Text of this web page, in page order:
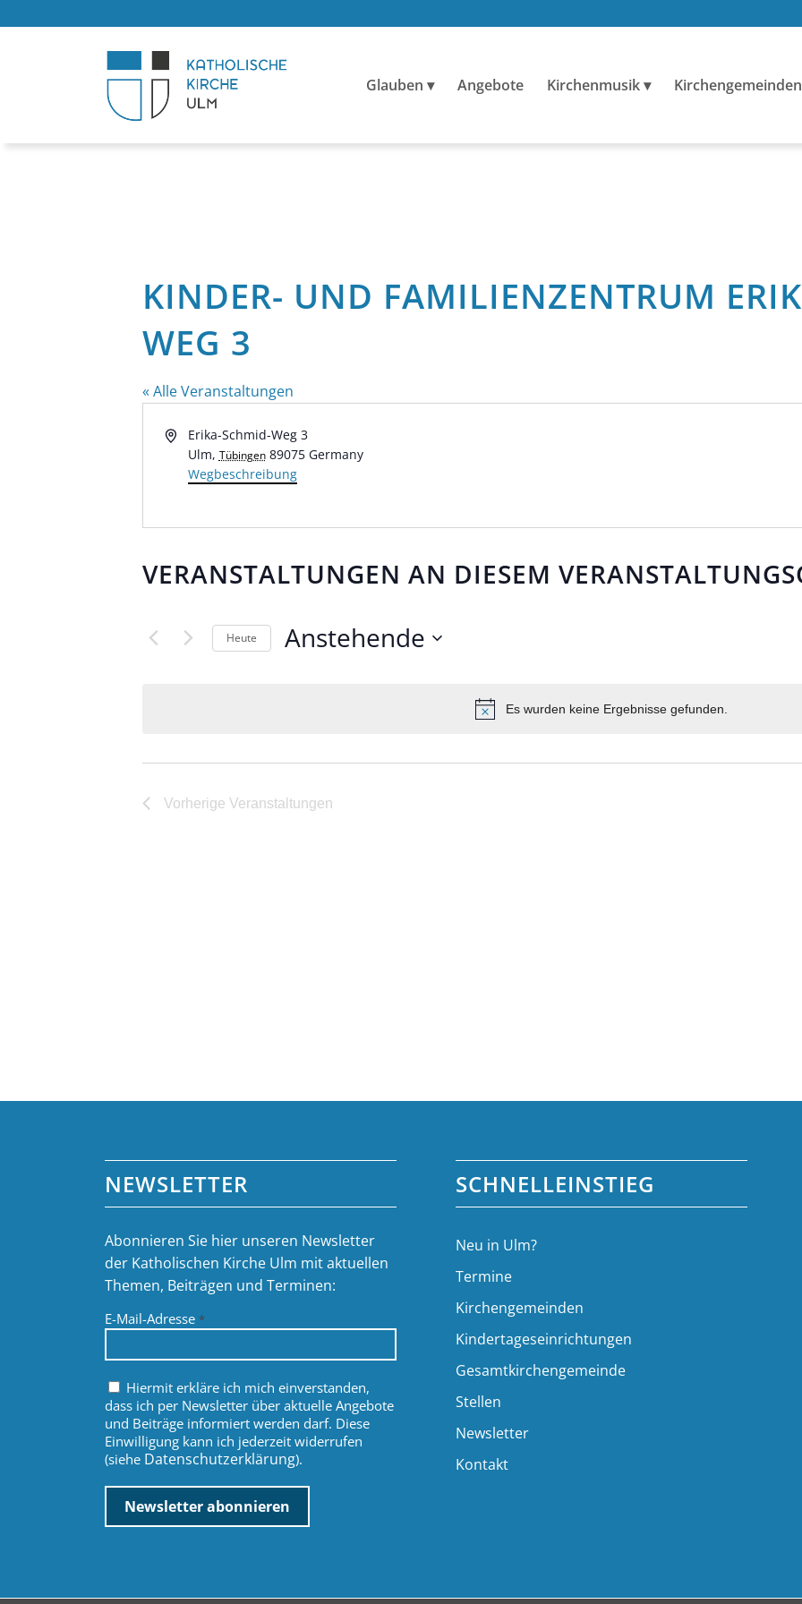
Glauben Angebote Kirchenmusik Kirchengemeinden
Hinweis
Es wurden keine Ergebnisse gefunden.
KINDER- UND FAMILIENZENTRUM
WEG 3
« Alle Veranstaltungen
AdresseErika-Schmid-Weg 3
Ulm, Tübingen 89075 Germany
Wegbeschreibung
VERANSTALTUNGEN AN DIESEM
Heute Anstehende
VorherigeVeranstaltungen
NEWSLETTER
Abonnieren Sie hier unseren Newsletter
der Katholischen Kirche Ulm mit aktuellen
Themen, Beiträgen und Terminen:
E-Mail-Adresse*
Hiermit erkläre ich mich einverstanden,
dass ich per Newsletter über aktuelle Angebote
und Beiträge informiert werden darf. Diese
Einwilligung kann ich jederzeit widerrufen
(siehe Datenschutzerklärung).
SCHNELLEINSTIEG
Neu in Ulm?
Termine
Kirchengemeinden
Kindertageseinrichtungen
Gesamtkirchengemeinde
Stellen
Newsletter
Kontakt